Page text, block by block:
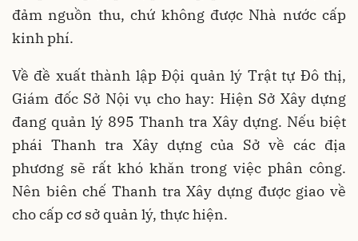
đảm nguồn thu, chứ không được Nhà nước cấp
kinh phí.
Về đề xuất thành lập Đội quản lý Trật tự Đô thị,
Giám đốc Sở Nội vụ cho hay: Hiện Sở Xây dựng
đang quản lý 895 Thanh tra Xây dựng. Nếu biệt
phái Thanh tra Xây dựng của Sở về các địa
phương sẽ rất khó khăn trong việc phân công.
Nên biên chế Thanh tra Xây dựng được giao về
cho cấp cơ sở quản lý, thực hiện.